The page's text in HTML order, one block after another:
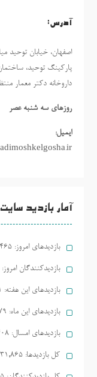
آدرس:
اصفهان، خیابان توحید
داروخانه دکتر معمار
روزهاي سه شنبه عصر
ایمیل:
آمار بازدید سایت
بازدیدهای امروز:
بازدیدکنندگان امروز:
بازدیدهای این هفته:
بازدیدهای این ماه:
بازدیدهای امسال:
کل بازدیدها: